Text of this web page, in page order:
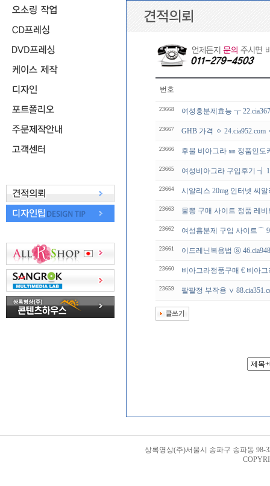
번호
23668 여성흥분제효능 ┰
23667 GHB 가격 ㆁ
23666 후불 비아그라 ㎜ 정품인
23665 여성비아그라 구입후기 ┧
23664 시알리스 20mg 인터넷 씨
23663 물뽕 구매 사이트 정품 레
23662 여성흥분제 구입 사이트⌒
23661 이드레닌복용법 ⓢ
23660 비아그라정품구매 € 비아그
23659 팔팔정 부작용 ∨
상록영상(주)서울시 송파구 송파동 98-